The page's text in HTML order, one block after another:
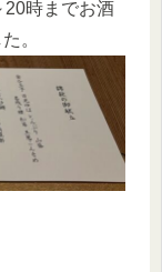
20時までお酒
。